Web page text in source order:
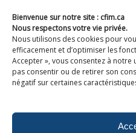
Bienvenue sur notre site : cfim.ca
Nous respectons votre vie privée.
Nous utilisons des cookies pour
efficacement et d’optimiser les
Accepter », vous consentez à
pas consentir ou de retirer son
négatif sur certaines
Devenir membre de